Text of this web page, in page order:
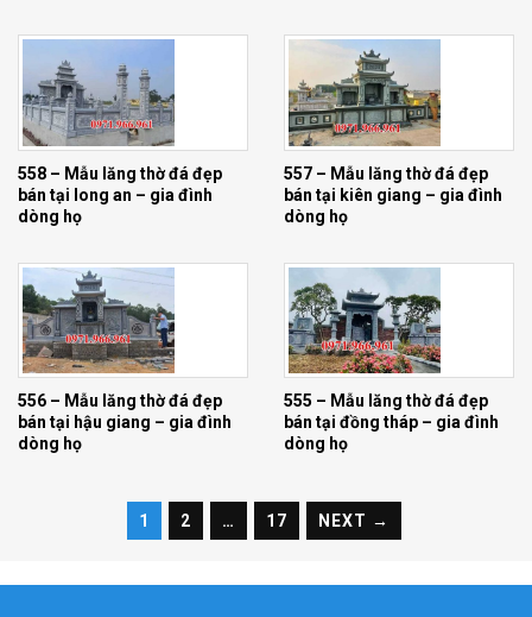
558 – Mẫu lăng thờ đá đẹp
bán tại long an – gia đình
dòng họ
557 – Mẫu lăng thờ đá đẹp
bán tại kiên giang – gia đình
dòng họ
556 – Mẫu lăng thờ đá đẹp
bán tại hậu giang – gia đình
dòng họ
555 – Mẫu lăng thờ đá đẹp
bán tại đồng tháp – gia đình
dòng họ
1 2 … 17 NEXT →